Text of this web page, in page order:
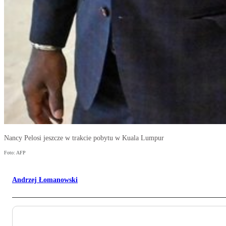
Nancy Pelosi jeszcze w trakcie pobytu w Kuala Lumpur
Foto: AFP
Andrzej Łomanowski